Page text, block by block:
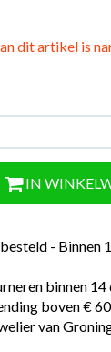
dit artikel is
IN
- Binnen
binnen 14
boven €
van